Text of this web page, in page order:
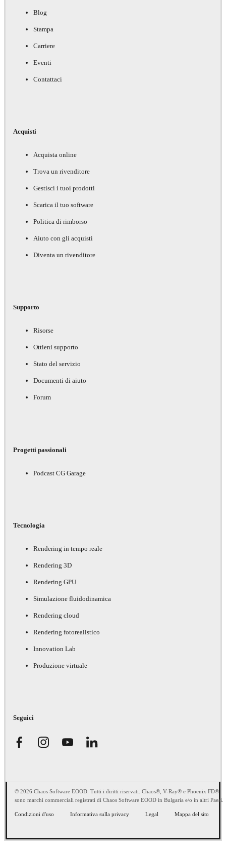
Blog
Stampa
Carriere
Eventi
Contattaci
Acquisti
Acquista online
Trova un rivenditore
Gestisci i tuoi prodotti
Scarica il tuo software
Politica di rimborso
Aiuto con gli acquisti
Diventa un rivenditore
Supporto
Risorse
Ottieni supporto
Stato del servizio
Documenti di aiuto
Forum
Progetti passionali
Podcast CG Garage
Tecnologia
Rendering in tempo reale
Rendering 3D
Rendering GPU
Simulazione fluidodinamica
Rendering cloud
Rendering fotorealistico
Innovation Lab
Produzione virtuale
Seguici
© 2026 Chaos Software EOOD. Tutti i diritti riservati. Chaos®, V-Ray® e Phoenix FD®
sono marchi commerciali registrati di Chaos Software EOOD in Bulgaria e/o in altri Paesi.
Condizioni d'uso Informativa sulla privacy Legal Mappa del sito